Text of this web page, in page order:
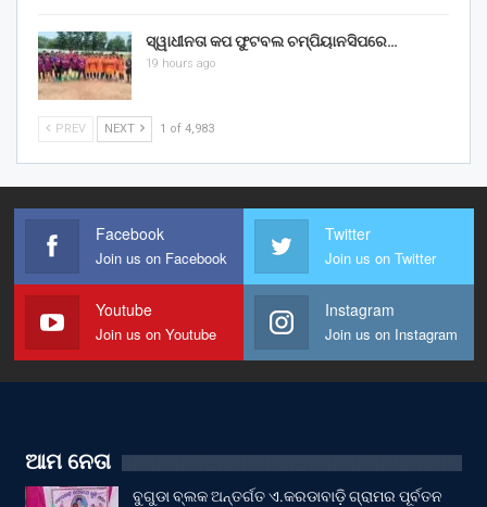
ସ୍ୱାଧୀନତା କପ ଫୁଟବଲ ଚମ୍ପିୟାନସିପରେ…
19 hours ago
PREV NEXT 1 of 4,983
Facebook
Join us on Facebook
Twitter
Join us on Twitter
Youtube
Join us on Youtube
Instagram
Join us on Instagram
ଆମ ନେତା
ବୁଗୁଡା ବ୍ଲକ ଅନ୍ତର୍ଗତ ଏ.କରଡାବାଡ଼ି ଗ୍ରାମର ପୂର୍ବତନ